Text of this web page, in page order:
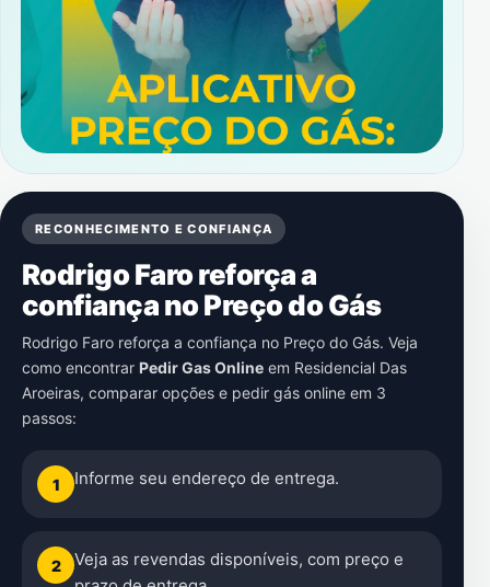
RECONHECIMENTO E CONFIANÇA
Rodrigo Faro reforça a
confiança no Preço do Gás
Rodrigo Faro reforça a confiança no Preço do Gás. Veja
como encontrar Pedir Gas Online em Residencial Das
Aroeiras, comparar opções e pedir gás online em 3
passos:
1 Informe seu endereço de entrega.
2
Veja as revendas disponíveis, com preço e